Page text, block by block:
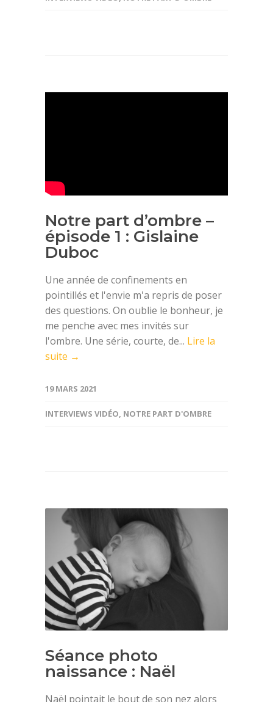
Notre part d’ombre –
épisode 1 : Gislaine
Duboc
Une année de confinements en
pointillés et l'envie m'a repris de poser
des questions. On oublie le bonheur, je
me penche avec mes invités sur
l'ombre. Une série, courte, de... Lire la
suite →
19 MARS 2021
INTERVIEWS VIDÉO NOTRE PART D'OMBRE
Séance photo
naissance : Naël
Naël pointait le bout de son nez alors